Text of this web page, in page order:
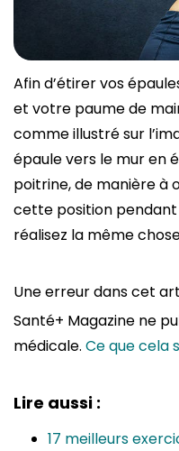
Afin d’étirer vos
et votre paume de
comme illustré sur
épaule vers le mur en
poitrine, de manière à
cette position pendant
réalisez la même
Une erreur dans cet
Santé+ Magazine ne
médicale. Ce que cela
Lire aussi :
17 meilleurs